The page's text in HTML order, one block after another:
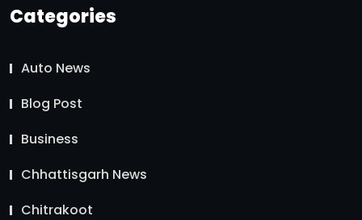
Categories
Auto News
Blog Post
Business
Chhattisgarh News
Chitrakoot